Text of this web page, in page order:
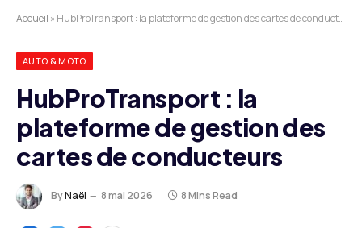
Accueil »HubProTransport : la plateforme de gestion des cartes de conducteurs
AUTO & MOTO
HubProTransport : la
plateforme de gestion des
cartes de conducteurs
ByNaël 8 mai 2026 8 Mins Read